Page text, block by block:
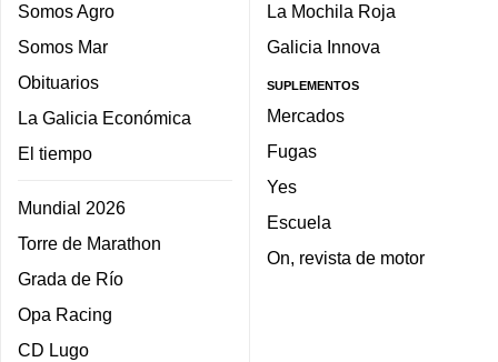
Somos Agro
Somos Mar
Obituarios
La Galicia Económica
El tiempo
Mundial 2026
Torre de Marathon
Grada de Río
Opa Racing
CD Lugo
La Mochila Roja
Galicia Innova
SUPLEMENTOS
Mercados
Fugas
Yes
Escuela
On, revista de motor